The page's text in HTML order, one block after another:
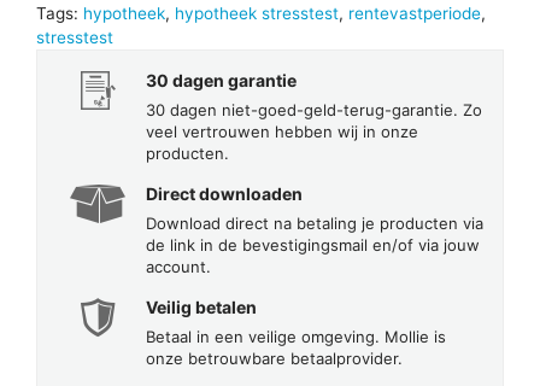
Tags: hypotheek, hypotheek stresstest, rentevastperiode,
stresstest
30 dagen garantie
30 dagen niet-goed-geld-terug-garantie. Zo
veel vertrouwen hebben wij in onze
producten.
Direct downloaden
Download direct na betaling je producten via
de link in de bevestigingsmail en/of via jouw
account.
Veilig betalen
Betaal in een veilige omgeving. Mollie is
onze betrouwbare betaalprovider.